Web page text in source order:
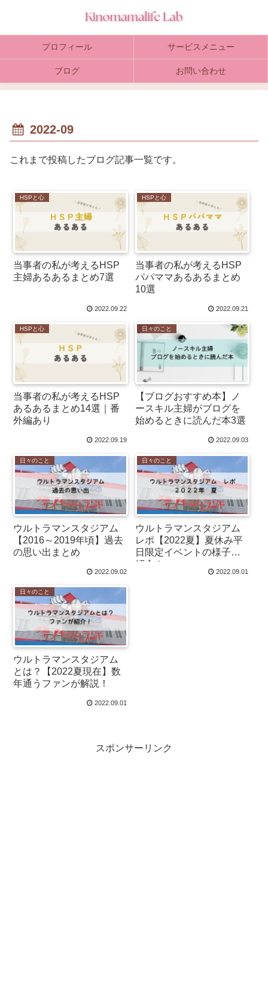
プロフィール サービスメニュー
ブログ お問い合わせ
2022-09
これまで投稿したブログ記事一覧です。
HSPと心
当事者の私が考えるHSP
主婦あるあるまとめ7選
2022.09.22
HSPと心
当事者の私が考えるHSP
パパママあるあるまとめ
10選
2022.09.21
HSPと心
当事者の私が考えるHSP
あるあるまとめ14選｜番
外編あり
2022.09.19
日々のこと
【ブログおすすめ本】ノ
ースキル主婦がブログを
始めるときに読んだ本3選
2022.09.03
日々のこと
ウルトラマンスタジアム
【2016～2019年頃】過去
の思い出まとめ
2022.09.02
日々のこと
ウルトラマンスタジアム
レポ【2022夏】夏休み平
日限定イベントの様子を
紹介！
2022.09.01
日々のこと
ウルトラマンスタジアム
とは？【2022夏現在】数
年通うファンが解説！
2022.09.01
スポンサーリンク